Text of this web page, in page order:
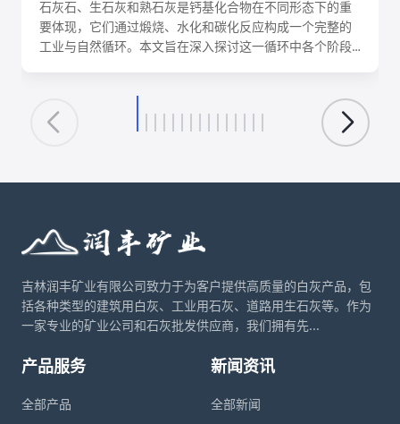
石灰石、生石灰和熟石灰是钙基化合物在不同形态下的重
要体现，它们通过煅烧、水化和碳化反应构成一个完整的
工业与自然循环。本文旨在深入探讨这一循环中各个阶段
优化生产工艺、降低能耗、实现资源可持续利用具有重要
意义。
吉林润丰矿业有限公司致力于为客户提供高质量的白灰产品，包
括各种类型的建筑用白灰、工业用石灰、道路用生石灰等。作为
一家专业的矿业公司和石灰批发供应商，我们拥有先...
产品服务
全部产品
新闻资讯
全部新闻